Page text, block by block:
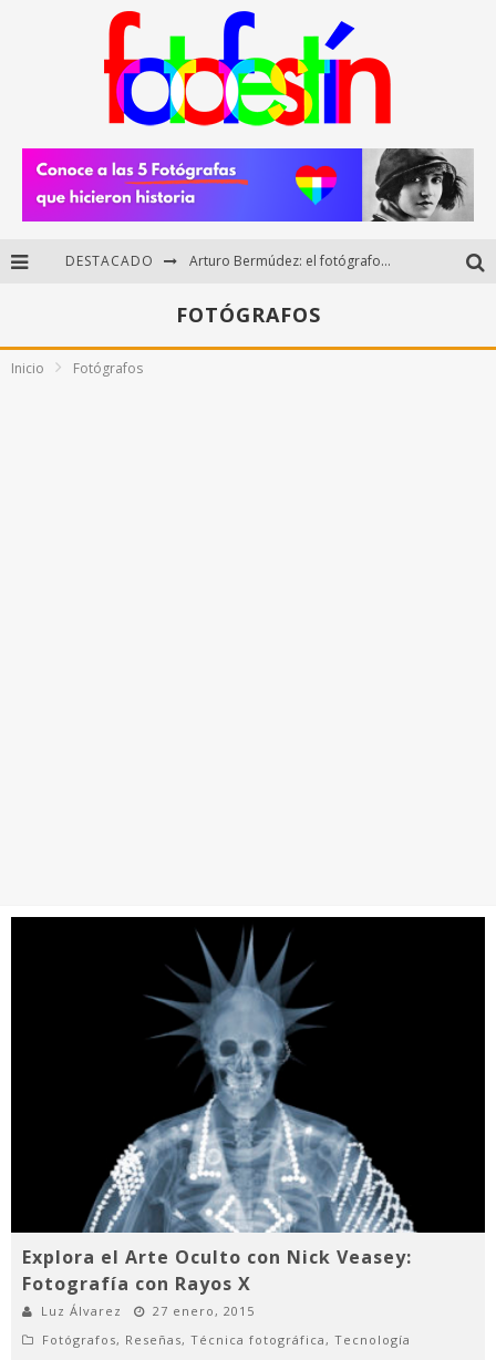
DESTACADO
Di Martini: fotografía boudoir y empoderamiento femenino
FOTÓGRAFOS
Inicio Fotógrafos
Explora el Arte Oculto con Nick Veasey:
Fotografía con Rayos X
Luz Álvarez
27 enero, 2015
Fotógrafos, Reseñas, Técnica fotográfica, Tecnología